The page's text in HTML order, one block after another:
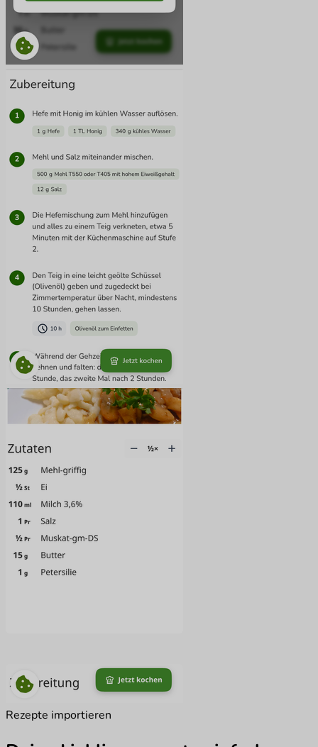
Rezepte importieren